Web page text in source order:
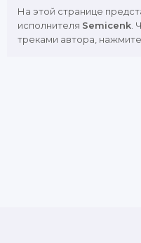
На этой странице
исполнителя Semicenk .
треками автора, нажмите